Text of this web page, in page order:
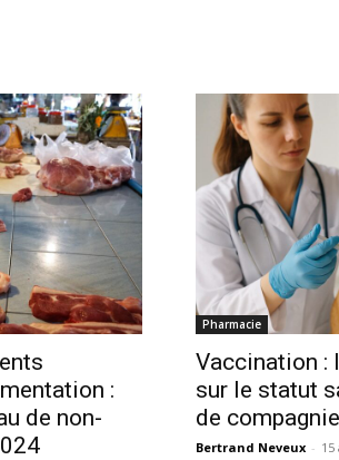
:
de non-
Pharmacie
Vaccination :
sur le statut
de compagnie
Bertrand Neveux - 15